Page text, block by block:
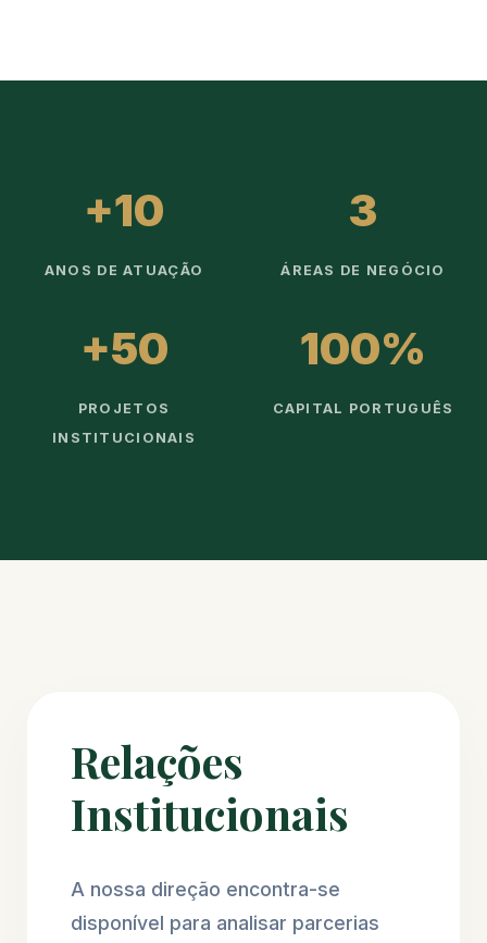
+10
ANOS DE ATUAÇÃO
3
ÁREAS DE NEGÓCIO
+50
PROJETOS
INSTITUCIONAIS
100%
CAPITAL PORTUGUÊS
Relações
Institucionais
A nossa direção encontra-se
disponível para analisar parcerias